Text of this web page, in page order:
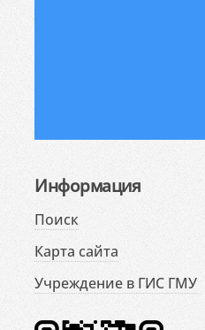
Информация
Поиск
Карта сайта
Учреждение в ГИС ГМУ